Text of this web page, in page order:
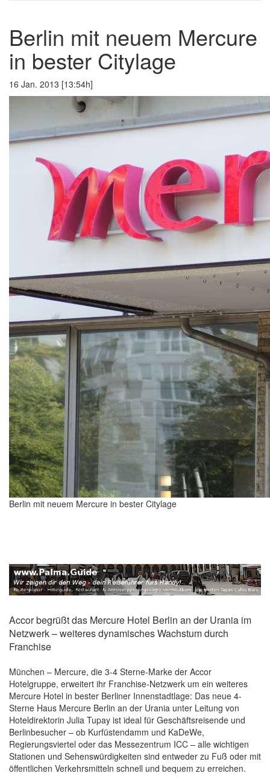
Berlin mit neuem Mercure
in bester Citylage
16 Jan. 2013 [13:54h]
Berlin mit neuem Mercure in bester Citylage
Accor begrüßt das Mercure Hotel Berlin an der Urania im
Netzwerk – weiteres dynamisches Wachstum durch
Franchise
München – Mercure, die 3-4 Sterne-Marke der Accor
Hotelgruppe, erweitert ihr Franchise-Netzwerk um ein weiteres
Mercure Hotel in bester Berliner Innenstadtlage: Das neue 4-
Sterne Haus Mercure Berlin an der Urania unter Leitung von
Hoteldirektorin Julia Tupay ist ideal für Geschäftsreisende und
Berlinbesucher – ob Kurfüstendamm und KaDeWe,
Regierungsviertel oder das Messezentrum ICC – alle wichtigen
Stationen und Sehenswürdigkeiten sind entweder zu Fuß oder mit
öffentlichen Verkehrsmitteln schnell und bequem zu erreichen.